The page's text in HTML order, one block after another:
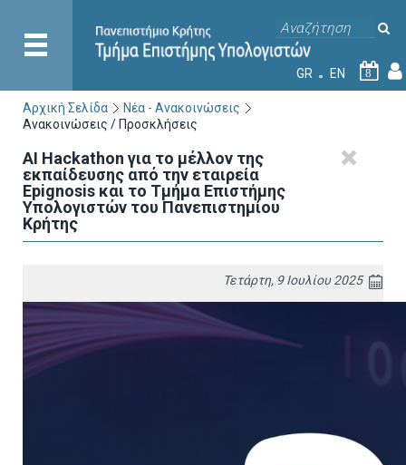
GR EN 8
Αρχική Σελίδα
Νέα - Ανακοινώσεις
Ανακοινώσεις / Προσκλήσεις
AI Hackathon για το μέλλον της
εκπαίδευσης από την εταιρεία
Epignosis και το Τμήμα Επιστήμης
Υπολογιστών του Πανεπιστημίου
Κρήτης
Τετάρτη, 9 Ιουλίου 2025